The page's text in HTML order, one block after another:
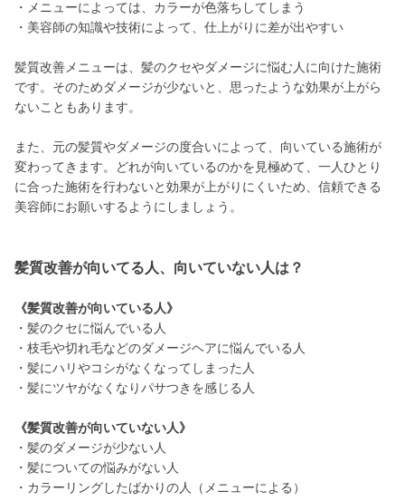
・メニューによっては、カラーが色落ちしてしまう
・美容師の知識や技術によって、仕上がりに差が出やすい
髪質改善メニューは、髪のクセやダメージに悩む人に向けた施術
です。そのためダメージが少ないと、思ったような効果が上がら
ないこともあります。
また、元の髪質やダメージの度合いによって、向いている施術が
変わってきます。どれが向いているのかを見極めて、一人ひとり
に合った施術を行わないと効果が上がりにくいため、信頼できる
美容師にお願いするようにしましょう。
髪質改善が向いてる人、向いていない人は？
《髪質改善が向いている人》
・髪のクセに悩んでいる人
・枝毛や切れ毛などのダメージヘアに悩んでいる人
・髪にハリやコシがなくなってしまった人
・髪にツヤがなくなりパサつきを感じる人
《髪質改善が向いていない人》
・髪のダメージが少ない人
・髪についての悩みがない人
・カラーリングしたばかりの人（メニューによる）